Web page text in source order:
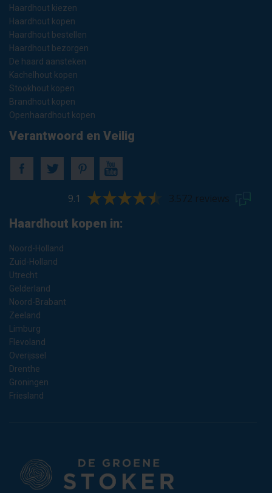
Haardhout kiezen
Haardhout kopen
Haardhout bestellen
Haardhout bezorgen
De haard aansteken
Kachelhout kopen
Stookhout kopen
Brandhout kopen
Openhaardhout kopen
Verantwoord en Veilig
9.1 3.572 reviews
Haardhout kopen in:
Noord-Holland
Zuid-Holland
Utrecht
Gelderland
Noord-Brabant
Zeeland
Limburg
Flevoland
Overijssel
Drenthe
Groningen
Friesland